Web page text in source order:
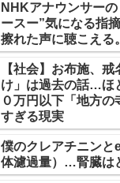
NHKアナウンサー
ースー”気になる指
擦れた声に聴こえる
【社会】お布施、
け」は過去の話…ほ
０万円以下「地方
すぎる現実
僕のクレアチニンと
体濾過量）…腎臓は